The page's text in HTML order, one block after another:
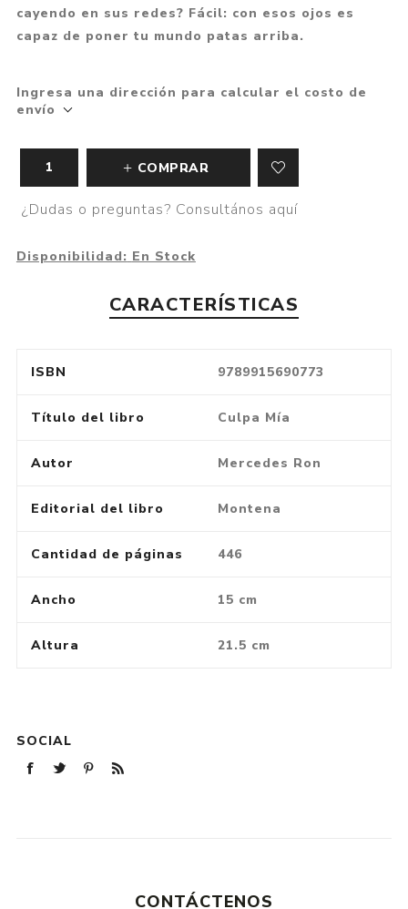
cayendo en sus redes? Fácil: con esos ojos es
capaz de poner tu mundo patas arriba.
Ingresa una dirección para calcular el costo de
envío
COMPRAR
¿Dudas o preguntas? Consultános aquí
Disponibilidad: En Stock
CARACTERÍSTICAS
ISBN 9789915690773
Título del libro Culpa Mía
Autor Mercedes Ron
Editorial del libro Montena
Cantidad de páginas 446
Ancho 15 cm
Altura 21.5 cm
SOCIAL
CONTÁCTENOS